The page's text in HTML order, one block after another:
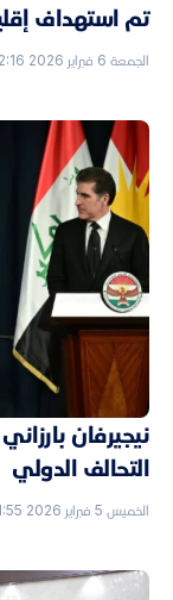
تم استهداف
الجمعة 6 فبراير 2026 12:16 ص
نيجيرفان
التحالف الدولي
الخميس 5 فبراير 2026 11:55 م